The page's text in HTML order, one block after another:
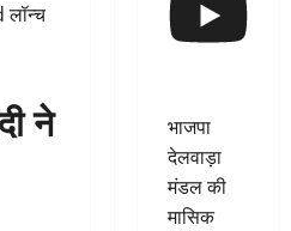
ने
भाजपा
देलवाड़ा
मंडल की
मासिक